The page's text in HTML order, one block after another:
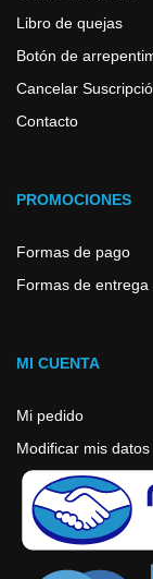
Libro de quejas
Botón de
Cancelar
Contacto
PROMOCIONES
Formas de pago
Formas de entrega
MI CUENTA
Mi pedido
Modificar mis datos